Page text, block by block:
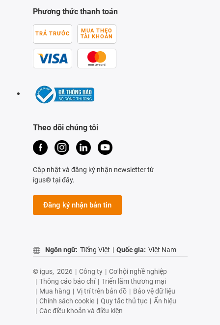
Phương thức thanh toán
TRẢ TRƯỚC
MUA THEO
TÀI KHOẢN
Theo dõi chúng tôi
Cập nhật và đăng ký nhận newsletter từ
igus® tại đây.
Đăng ký nhận bản tin
Ngôn ngữ: Tiếng Việt | Quốc gia: Việt Nam
© igus, 2026 | Công ty | Cơ hội nghề nghiệp
| Thông cáo báo chí | Triển lãm thương mại
| Mua hàng | Vị trí trên bản đồ | Bảo vệ dữ liệu
| Chính sách cookie | Quy tắc thủ tục | Ấn hiệu
| Các điều khoản và điều kiện